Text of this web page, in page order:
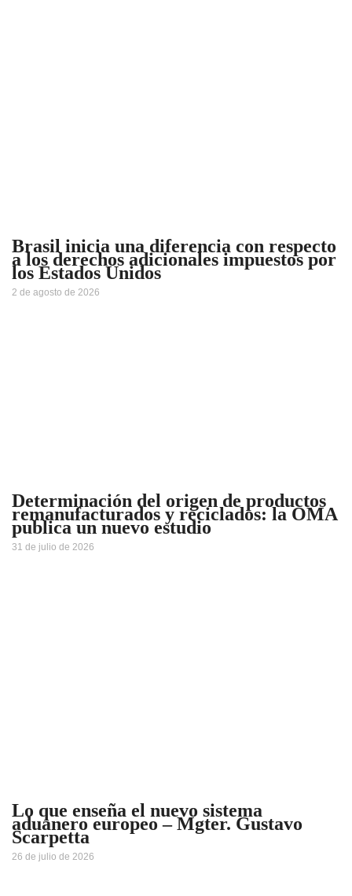
Brasil inicia una diferencia con respecto
a los derechos adicionales impuestos por
los Estados Unidos
2 de agosto de 2026
Determinación del origen de productos
remanufacturados y reciclados: la OMA
publica un nuevo estudio
31 de julio de 2026
Lo que enseña el nuevo sistema
aduanero europeo – Mgter. Gustavo
Scarpetta
26 de julio de 2026